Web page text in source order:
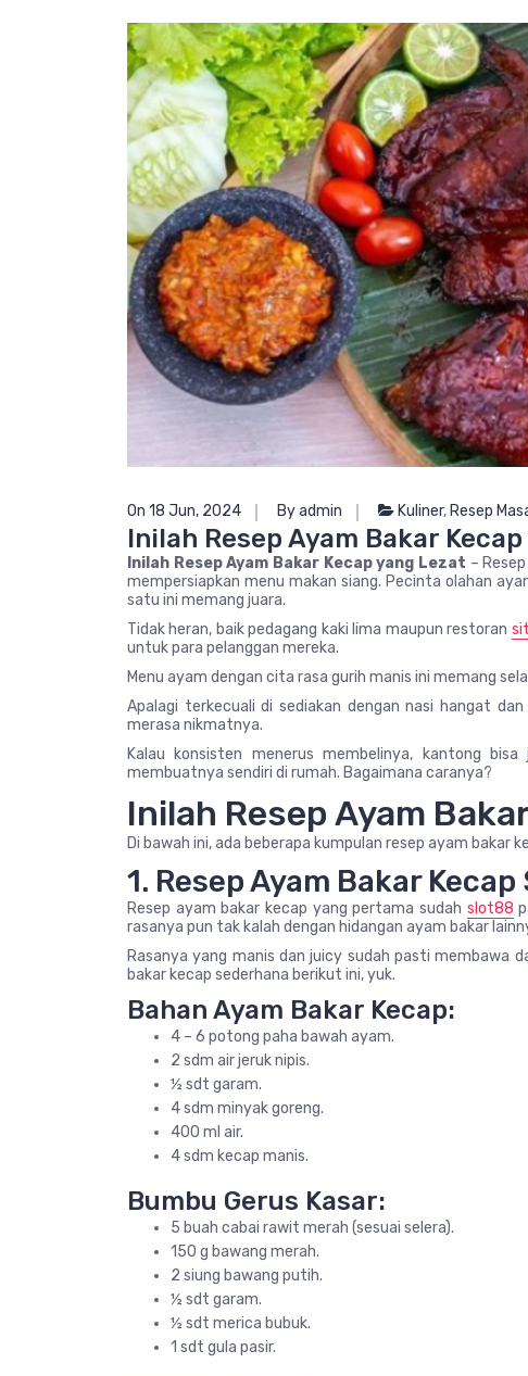
On 18 Jun, 2024 By admin Kuliner,Resep
Inilah Resep Ayam Bakar
Inilah Resep Ayam Bakar Kecap yang Lezat –
mempersiapkan menu makan siang. Pecinta olahan
satu ini memang juara.
Tidak heran, baik pedagang kaki lima maupun restoran
untuk para pelanggan mereka.
Menu ayam dengan cita rasa gurih manis ini memang
Apalagi terkecuali di sediakan dengan nasi hangat
merasa nikmatnya.
Kalau konsisten menerus membelinya, kantong
membuatnya sendiri di rumah. Bagaimana caranya?
Inilah Resep Ayam
Di bawah ini, ada beberapa kumpulan resep ayam bakar
1. Resep Ayam Bakar
Resep ayam bakar kecap yang pertama sudah slot88
rasanya pun tak kalah dengan hidangan ayam bakar
Rasanya yang manis dan juicy sudah pasti membawa
bakar kecap sederhana berikut ini, yuk.
Bahan Ayam Bakar Kecap:
4 – 6 potong paha bawah ayam.
2 sdm air jeruk nipis.
½ sdt garam.
4 sdm minyak goreng.
400 ml air.
4 sdm kecap manis.
Bumbu Gerus Kasar:
5 buah cabai rawit merah (sesuai selera).
150 g bawang merah.
2 siung bawang putih.
½ sdt garam.
½ sdt merica bubuk.
1 sdt gula pasir.